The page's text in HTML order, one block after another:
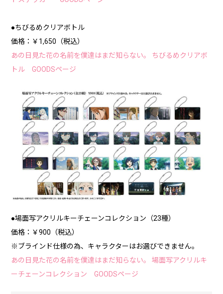
●ちびるめクリアボトル
価格：￥1,650（税込）
あの日見た花の名前を僕達はまだ知らない。 ちびるめクリアボ
トル GOODSページ
●場面写アクリルキーチェーンコレクション（23種）
価格：￥900（税込）
※ブラインド仕様の為、キャラクターはお選びできません。
あの日見た花の名前を僕達はまだ知らない。 場面写アクリルキ
ーチェーンコレクション GOODSページ